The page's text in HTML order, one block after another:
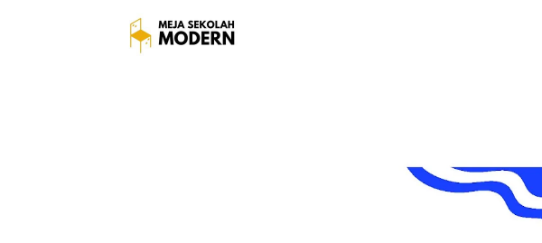
Harga Meja Sekolah Tk